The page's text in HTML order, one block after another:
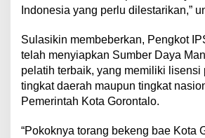
Indonesia yang perlu dilestarikan,”
Sulasikin membeberkan, Pengkot
telah menyiapkan Sumber Daya
pelatih terbaik, yang memiliki lisensi
tingkat daerah maupun tingkat
Pemerintah Kota Gorontalo.
“Pokoknya torang bekeng bae Kota